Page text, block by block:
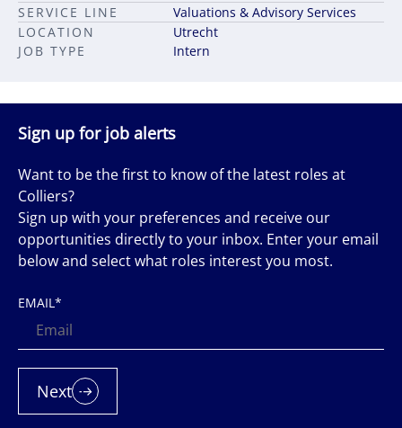
JOB TYPE Intern
LOCATION Utrecht
SERVICE LINE Valuations & Advisory Services
Sign up for job alerts
Want to be the first to know of the latest roles at
Colliers?
Sign up with your preferences and receive our
opportunities directly to your inbox. Enter your email
below and select what roles interest you most.
EMAIL*
Next